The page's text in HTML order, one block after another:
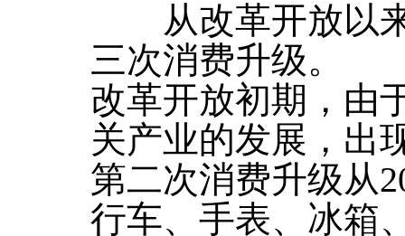
从改革开放以来
三次消费升级。
改革开放初期，由
关产业的发展，出
第二次消费升级从
行车、手表、冰箱